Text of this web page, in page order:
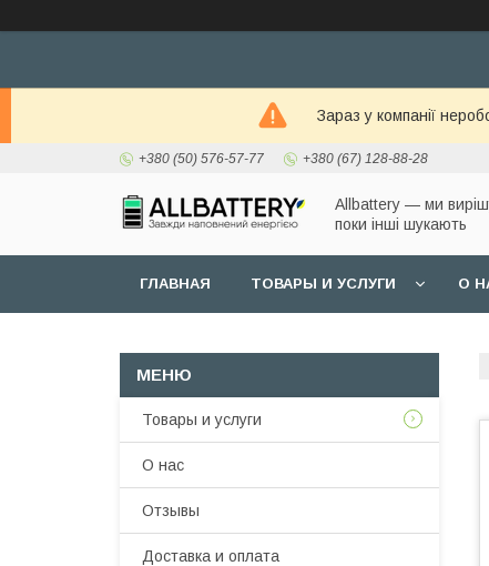
Зараз у компанії
+380 (50) 576-57-77 +380 (67) 128-88-28
Allbattery — ми
поки інші шукають
ГЛАВНАЯ ТОВАРЫ И УСЛУГИ О
Товары и услуги
О нас
Отзывы
Доставка и оплата